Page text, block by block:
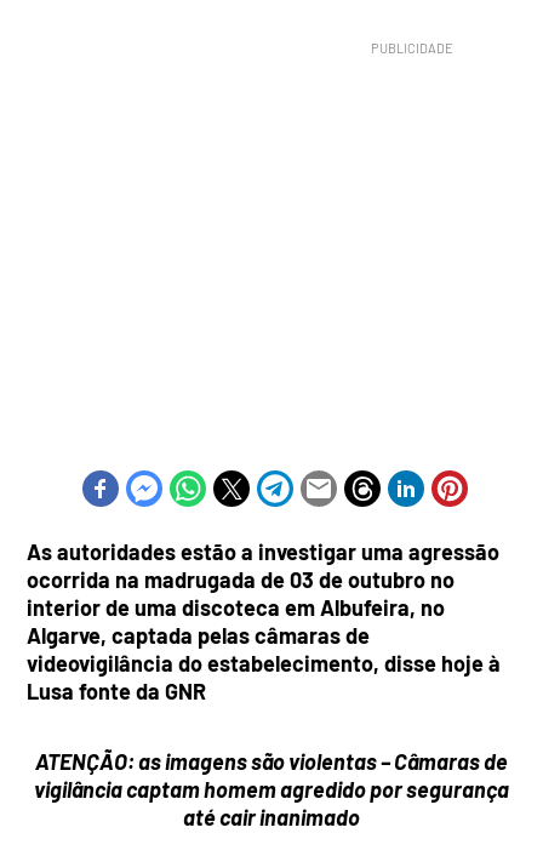
As autoridades estão a investigar uma agressão
ocorrida na madrugada de 03 de outubro no
interior de uma discoteca em Albufeira, no
Algarve, captada pelas câmaras de
videovigilância do estabelecimento, disse hoje à
Lusa fonte da GNR
ATENÇÃO: as imagens são violentas – Câmaras de
vigilância captam homem agredido por segurança
até cair inanimado